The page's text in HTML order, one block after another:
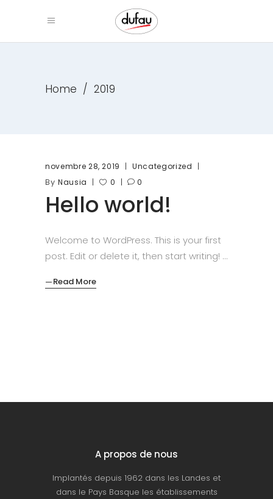
Home / 2019
novembre 28, 2019 Uncategorized
By Nausia 0 0
Hello world!
Welcome to WordPress. This is your first
post. Edit or delete it, then start writing!
Read More
A propos de nous
Implantés depuis 1962 dans les Landes et
dans le Pays Basque les établissements